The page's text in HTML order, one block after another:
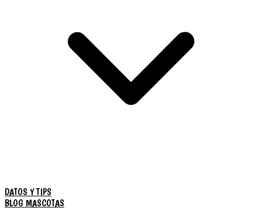
DATOS Y TIPS
BLOG MASCOTAS